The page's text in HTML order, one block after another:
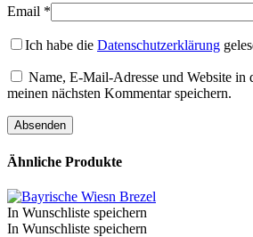
Email *
Ich habe die Datenschutzerklärung
Name, E-Mail-Adresse und Website in
meinen nächsten Kommentar speichern.
Ähnliche Produkte
In Wunschliste speichern
In Wunschliste speichern